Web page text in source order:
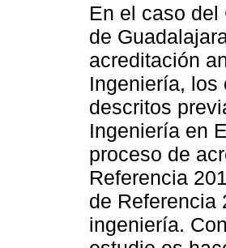
En el caso
de
acreditación
Ingeniería, los
descritos
Ingeniería en
proceso de
Referencia
de Referencia
ingeniería.